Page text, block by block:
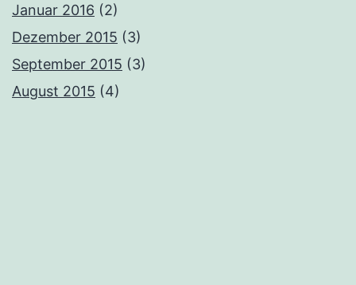
Januar 2016 (2)
Dezember 2015 (3)
September 2015 (3)
August 2015 (4)